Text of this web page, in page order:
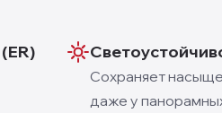
Сохраняет
даже у